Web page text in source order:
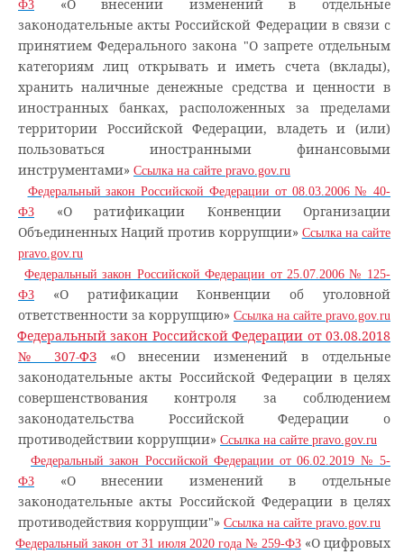
ФЗ
«О внесении изменений в отдельные
законодательные акты Российской Федерации в связи с
принятием Федерального закона "О запрете отдельным
категориям лиц открывать и иметь счета (вклады),
хранить наличные денежные средства и ценности в
иностранных банках, расположенных за пределами
территории Российской Федерации, владеть и (или)
пользоваться иностранными финансовыми
инструментами» Ссылка на сайте pravo.gov.ru
Федеральный закон Российской Федерации от 08.03.2006 № 40-
ФЗ
«О ратификации Конвенции Организации
Объединенных Наций против коррупции» Ссылка на сайте
pravo.gov.ru
Федеральный закон Российской Федерации от 25.07.2006 № 125-
ФЗ
«О ратификации Конвенции об уголовной
ответственности за коррупцию» Ссылка на сайте pravo.gov.ru
Федеральный закон Российской Федерации от 03.08.2018
№ 307-ФЗ«О внесении изменений в отдельные
законодательные акты Российской Федерации в целях
совершенствования контроля за соблюдением
законодательства Российской Федерации о
противодействии коррупции» Ссылка на сайте pravo.gov.ru
Федеральный закон Российской Федерации от 06.02.2019 № 5-
ФЗ
«О внесении изменений в отдельные
законодательные акты Российской Федерации в целях
противодействия коррупции"» Ссылка на сайте pravo.gov.ru
Федеральный закон от 31 июля 2020 года № 259-ФЗ«О цифровых